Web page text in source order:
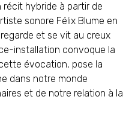
hybride à partir de
sonore Félix Blume en
et se vit au creux
installation convoque la
évocation, pose la
dans notre monde
et de notre relation à la